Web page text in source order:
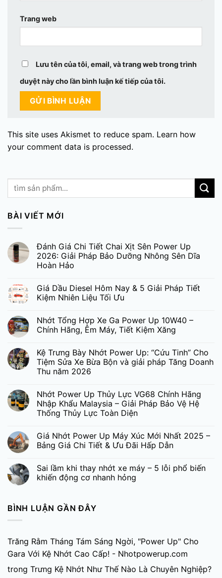
Trang web
Lưu tên của tôi, email, và trang web trong trình
duyệt này cho lần bình luận kế tiếp của tôi.
This site uses Akismet to reduce spam. Learn how
your comment data is processed.
BÀI VIẾT MỚI
Đánh Giá Chi Tiết Chai Xịt Sên Power Up
2026: Giải Pháp Bảo Dưỡng Nhông Sên Dĩa
Hoàn Hảo
Giá Dầu Diesel Hôm Nay & 5 Giải Pháp Tiết
Kiệm Nhiên Liệu Tối Ưu
Nhớt Tổng Hợp Xe Ga Power Up 10W40 –
Chính Hãng, Êm Máy, Tiết Kiệm Xăng
Kệ Trưng Bày Nhớt Power Up: “Cứu Tinh” Cho
Tiệm Sửa Xe Bừa Bộn và giải pháp Tăng Doanh
Thu năm 2026
Nhớt Power Up Thủy Lực VG68 Chính Hãng
Nhập Khẩu Malaysia – Giải Pháp Bảo Vệ Hệ
Thống Thủy Lực Toàn Diện
Giá Nhớt Power Up Máy Xúc Mới Nhất 2025 –
Bảng Giá Chi Tiết & Ưu Đãi Hấp Dẫn
Sai lầm khi thay nhớt xe máy – 5 lỗi phổ biến
khiến động cơ nhanh hỏng
BÌNH LUẬN GẦN ĐÂY
Trăng Rằm Tháng Tám Sáng Ngời, "Power Up" Cho
Gara Với Kệ Nhớt Cao Cấp! - Nhotpowerup.com
trong Trưng Kệ Nhớt Như Thế Nào Là Chuyên Nghiệp?